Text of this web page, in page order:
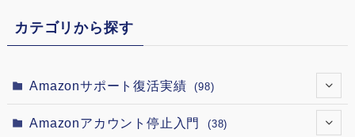
カテゴリから探す
Amazonサポート復活実績 (98)
(7)
Amazonアカウント停止入門 (38)